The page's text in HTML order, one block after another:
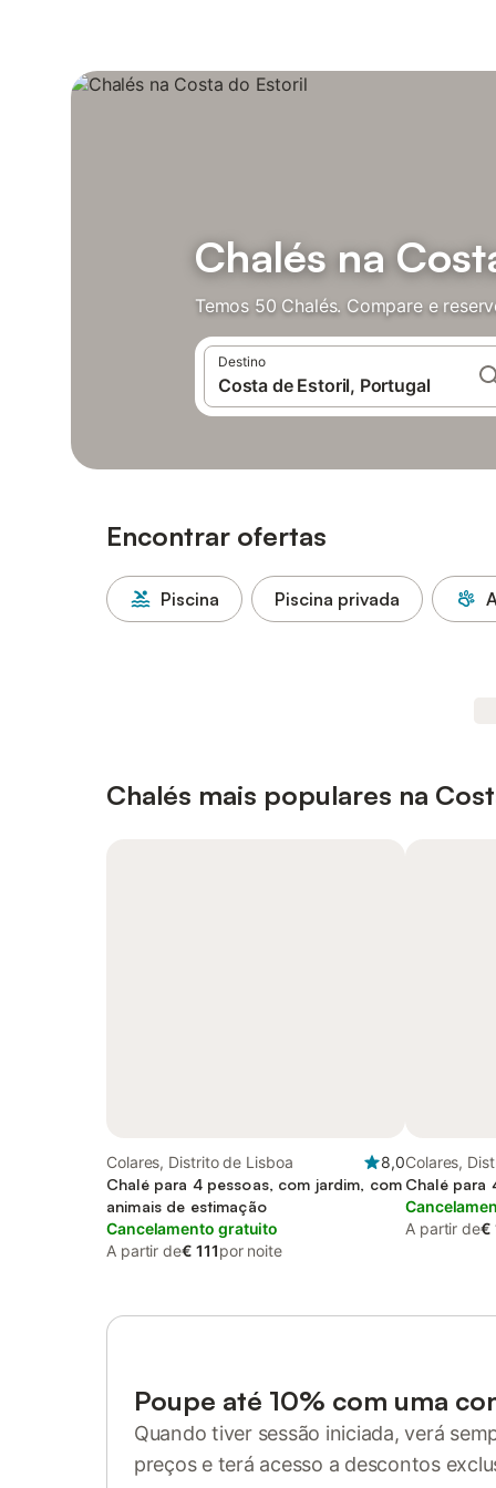
Chalés na
Temos 50 Chalés. Compare e
Destino
Encontrar ofertas
Piscina Piscina privada
Chalés mais populares na
Colares, Distrito de Lisboa
8,0
Chalé para 4 pessoas, com jardim, com
animais de estimação
Cancelamento gratuito
A partir de€ 111por noite
Colares,
Chalé para
A partir de€
Poupe até 10% com uma
Quando tiver sessão iniciada, verá
preços e terá acesso a descontos